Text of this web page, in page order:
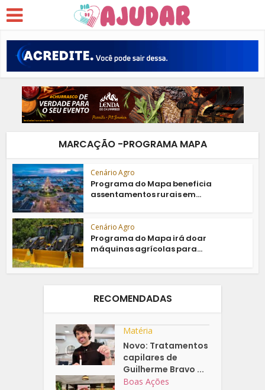
MARCAÇÃO -PROGRAMA MAPA
Cenário Agro
Programa do Mapa beneficia
assentamentos rurais em...
Cenário Agro
Programa do Mapa irá doar
máquinas agrícolas para...
RECOMENDADAS
Matéria
Novo: Tratamentos
capilares de
Guilherme Bravo ...
Boas Ações